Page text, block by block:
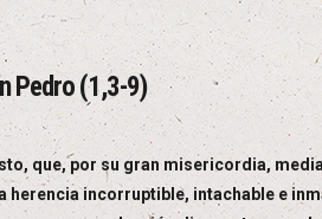
Pedro (1,3-9)
que, por su gran misericordia,
herencia incorruptible, intachable e